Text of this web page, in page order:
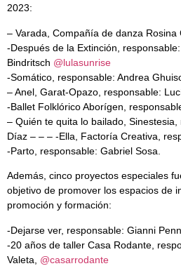
2023:
– Varada, Compañía de danza Rosina
-Después de la Extinción,
Bindritsch @lulasunrise
-Somático, responsable: Andrea
– Anel, Garat-Opazo, responsable:
-Ballet Folklórico Aborígen,
– Quién te quita lo bailado, Sinestesia,
Díaz – – – -Ella, Factoría Creativa,
-Parto, responsable: Gabriel Sosa.
Además, cinco proyectos especiales
objetivo de promover los espacios de
promoción y formación:
-Dejarse ver, responsable: Gianni
-20 años de taller Casa Rodante,
Valeta, @casarrodante